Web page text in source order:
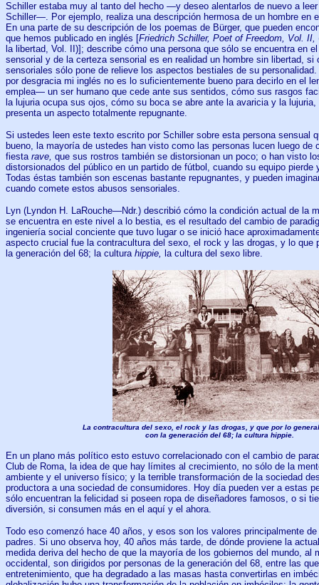
Schiller estaba muy al tanto del hecho —y deseo alentarlos de nuevo a
Schiller—. Por ejemplo, realiza una descripción hermosa de un hombre en
En una parte de su descripción de los poemas de Bürger, que pueden
que hemos publicado en inglés [Friedrich Schiller, Poet of Freedom, Vol. II,
la libertad, Vol. II)]; describe cómo una persona que sólo se encuentra en
sensorial y de la certeza sensorial es en realidad un hombre sin libertad,
sensoriales sólo pone de relieve los aspectos bestiales de su
por desgracia mi inglés no es lo suficientemente bueno para decirlo en el
emplea— un ser humano que cede ante sus sentidos, cómo sus rasgos
la lujuria ocupa sus ojos, cómo su boca se abre ante la avaricia y la
presenta un aspecto totalmente repugnante.
Si ustedes leen este texto escrito por Schiller sobre esta persona sensual
bueno, la mayoría de ustedes han visto como las personas lucen luego de
fiesta rave, que sus rostros también se distorsionan un poco; o han visto
distorsionados del público en un partido de fútbol, cuando su equipo pierde
Todas éstas también son escenas bastante repugnantes, y pueden
cuando comete estos abusos sensoriales.
Lyn (Lyndon H. LaRouche—Ndr.) describió cómo la condición actual de la
se encuentra en este nivel a lo bestia, es el resultado del cambio de
ingeniería social conciente que tuvo lugar o se inició hace
aspecto crucial fue la contracultura del sexo, el rock y las drogas, y lo que
la generación del 68; la cultura hippie, la cultura del sexo libre.
La contracultura del sexo, el rock y las drogas, y que por lo
con la generación del 68; la cultura hippie.
En un plano más político esto estuvo correlacionado con el cambio de
Club de Roma, la idea de que hay límites al crecimiento, no sólo de la
ambiente y el universo físico; y la terrible transformación de la sociedad
productora a una sociedad de consumidores. Hoy día pueden ver a estas
sólo encuentran la felicidad si poseen ropa de diseñadores famosos, o si
diversión, si consumen más en el aquí y el ahora.
Todo eso comenzó hace 40 años, y esos son los valores principalmente
padres. Si uno observa hoy, 40 años más tarde, de dónde proviene la
medida deriva del hecho de que la mayoría de los gobiernos del mundo, al
occidental, son dirigidos por personas de la generación del 68, entre las
entretenimiento, que ha degradado a las masas hasta convertirlas en